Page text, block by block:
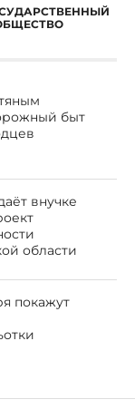
быт
внучке
области
покажут